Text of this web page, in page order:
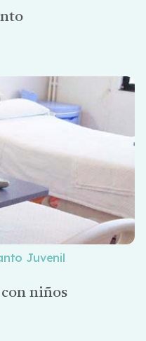
Juvenil
niños